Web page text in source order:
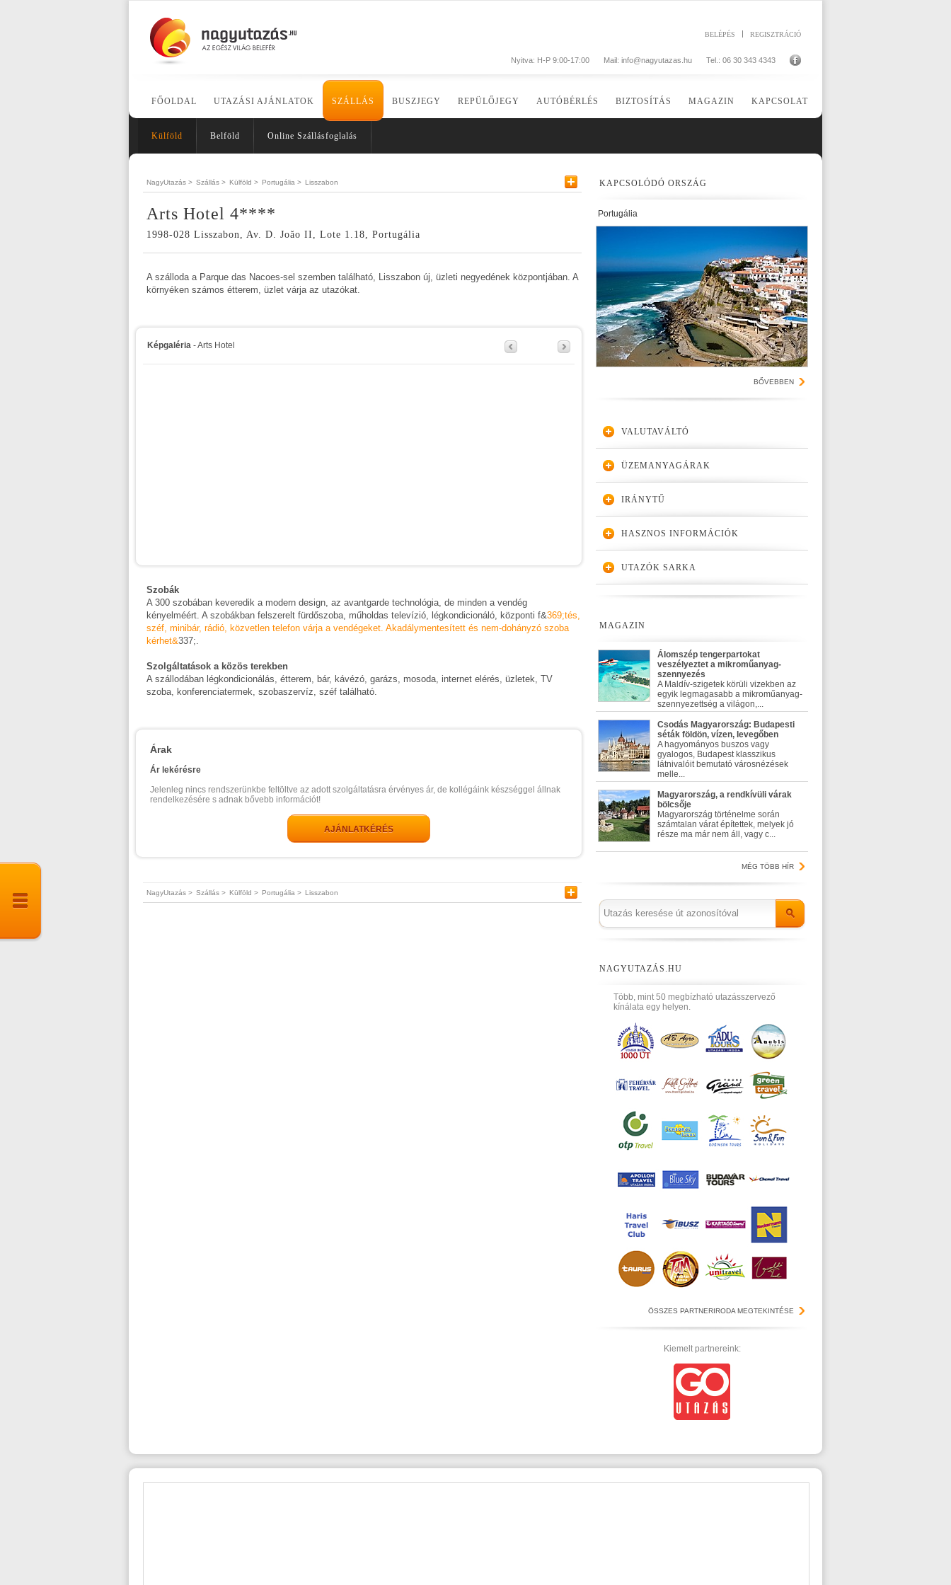
REGISZTRÁCIÓ
BELÉPÉS
Tel.: 06 30 343 4343
Mail: info@nagyutazas.hu
Nyitva: H-P 9:00-17:00
FŐOLDAL UTAZÁSI AJÁNLATOK SZÁLLÁS BUSZJEGY REPÜLŐJEGY AUTÓBÉRLÉS BIZTOSÍTÁS MAGAZIN KAPCSOLAT
Külföld Belföld Online Szállásfoglalás
NagyUtazás > Szállás > Külföld > Portugália > Lisszabon
Arts Hotel 4****
1998-028 Lisszabon, Av. D. Joăo II, Lote 1.18, Portugália
A szálloda a Parque das Nacoes-sel szemben található, Lisszabon új, üzleti negyedének központjában. A
környéken számos étterem, üzlet várja az utazókat.
Képgaléria - Arts Hotel
Szobák
A 300 szobában keveredik a modern design, az avantgarde technológia, de minden a vendég
kényelméért. A szobákban felszerelt fürdőszoba, műholdas televízió, légkondicionáló, központi f&369;tés,
széf, minibár, rádió, közvetlen telefon várja a vendégeket. Akadálymentesített és nem-dohányzó szoba
kérhet&337;.
Szolgáltatások a közös terekben
A szállodában légkondicionálás, étterem, bár, kávézó, garázs, mosoda, internet elérés, üzletek, TV
szoba, konferenciatermek, szobaszervíz, széf található.
Árak
Ár lekérésre
Jelenleg nincs rendszerünkbe feltöltve az adott szolgáltatásra érvényes ár, de kollégáink készséggel állnak
rendelkezésére s adnak bővebb információt!
AJÁNLATKÉRÉS
NagyUtazás > Szállás > Külföld > Portugália > Lisszabon
KAPCSOLÓDÓ ORSZÁG
Portugália
BŐVEBBEN
VALUTAVÁLTÓ
ÜZEMANYAGÁRAK
IRÁNYTŰ
HASZNOS INFORMÁCIÓK
UTAZÓK SARKA
MAGAZIN
Álomszép tengerpartokat
veszélyeztet a mikroműanyag-
szennyezés
A Maldív-szigetek körüli vizekben az
egyik legmagasabb a mikroműanyag-
szennyezettség a világon,...
Csodás Magyarország: Budapesti
séták földön, vízen, levegőben
A hagyományos buszos vagy
gyalogos, Budapest klasszikus
látnivalóit bemutató városnézések
melle...
Magyarország, a rendkívüli várak
bölcsője
Magyarország történelme során
számtalan várat építettek, melyek jó
része ma már nem áll, vagy c...
MÉG TÖBB HÍR
NAGYUTAZÁS.HU
Több, mint 50 megbízható utazásszervező
kínálata egy helyen.
ÖSSZES PARTNERIRODA MEGTEKINTÉSE
Kiemelt partnereink: